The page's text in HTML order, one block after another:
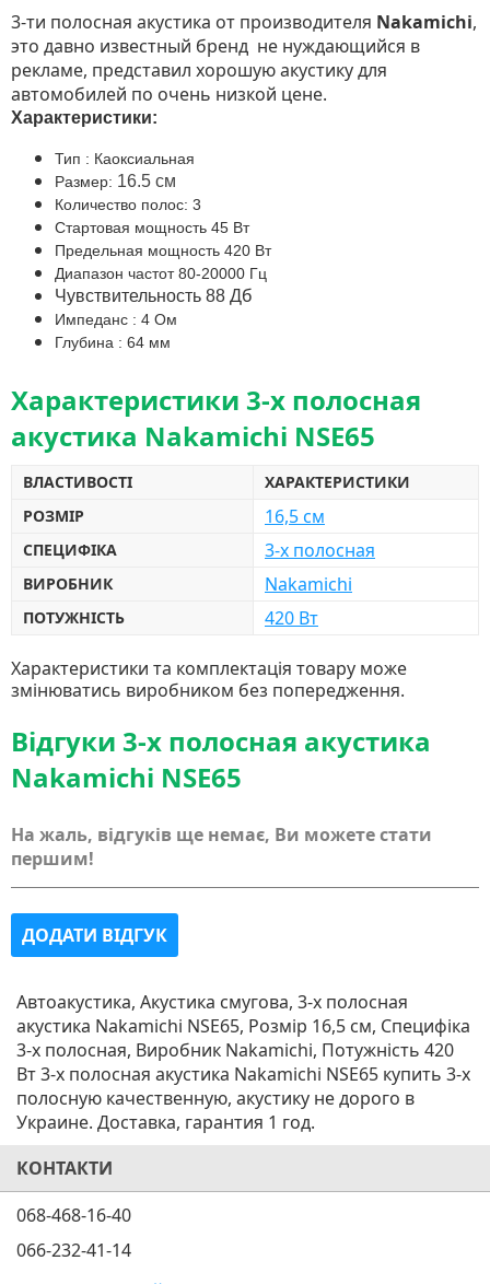
3-ти полосная акустика от производителя Nakamichi,
это давно известный бренд не нуждающийся в
рекламе, представил хорошую акустику для
автомобилей по очень низкой цене.
Характеристики:
Тип : Каоксиальная
Размер: 16.5 см
Количество полос: 3
Стартовая мощность 45 Вт
Предельная мощность 420 Вт
Диапазон частот 80-20000 Гц
Чувствительность 88 Дб
Импеданс : 4 Ом
Глубина : 64 мм
Характеристики 3-х полосная
акустика Nakamichi NSE65
ВЛАСТИВОСТІ
ХАРАКТЕРИСТИКИ
РОЗМІР
16,5 см
СПЕЦИФІКА 3-х полосная
ВИРОБНИК Nakamichi
ПОТУЖНІСТЬ 420 Вт
Характеристики та комплектація товару може
змінюватись виробником без попередження.
Відгуки 3-х полосная акустика
Nakamichi NSE65
На жаль, відгуків ще немає, Ви можете стати
першим!
ДОДАТИ ВІДГУК
Автоакустика, Акустика смугова, 3-х полосная
акустика Nakamichi NSE65, Розмір 16,5 см, Специфіка
3-х полосная, Виробник Nakamichi, Потужність 420
Вт 3-х полосная акустика Nakamichi NSE65 купить 3-х
полосную качественную, акустику не дорого в
Украине. Доставка, гарантия 1 год.
КОНТАКТИ
068-468-16-40
066-232-41-14